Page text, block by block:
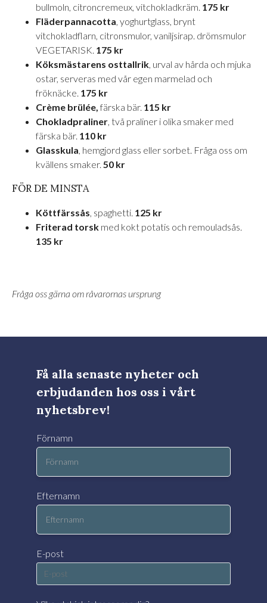
bullmoln, citroncremeux, vitchokladkräm. 175 kr
Fläderpannacotta, yoghurtglass, brynt
vitchokladflarn, citronsmulor, vaniljsirap. drömsmulor
VEGETARISK. 175 kr
Köksmästarens osttallrik, urval av hårda och mjuka
ostar, serveras med vår egen marmelad och
fröknäcke. 175 kr
Crème brülée,färska bär. 115 kr
Chokladpraliner, två praliner i olika smaker med
färska bär. 110 kr
Glasskula, hemgjord glass eller sorbet. Fråga oss om
kvällens smaker. 50 kr
FÖR DE MINSTA
Köttfärssås, spaghetti. 125 kr
Friterad torsk med kokt potatis och remouladsås.
135 kr
Fråga oss gärna om råvarornas ursprung
Få alla senaste nyheter och
erbjudanden hos oss i vårt
nyhetsbrev!
Förnamn
Efternamn
E-post